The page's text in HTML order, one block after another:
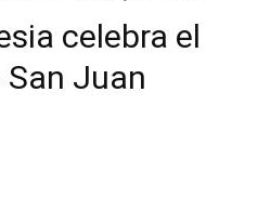
celebra el
Juan